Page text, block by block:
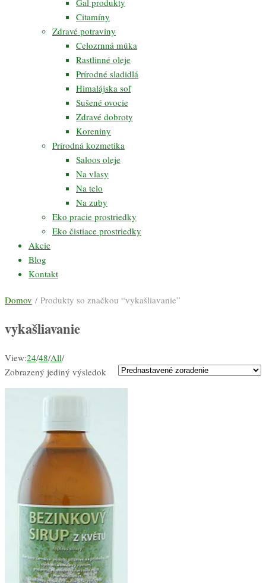
Gal produkty
Citamíny
Zdravé potraviny
Celozrnná múka
Rastlinné oleje
Prírodné sladidlá
Himalájska soľ
Sušené ovocie
Zdravé dobroty
Koreniny
Prírodná kozmetika
Saloos oleje
Na vlasy
Na telo
Na zuby
Eko pracie prostriedky
Eko čistiace prostriedky
Akcie
Blog
Kontakt
Domov / Produkty so značkou “vykašliavanie”
vykašliavanie
View:24/48/All/
Zobrazený jediný výsledok